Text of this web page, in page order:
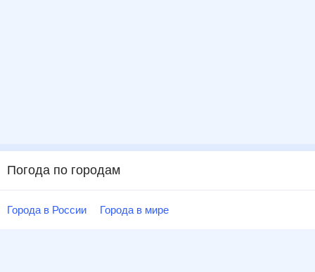
Погода по городам
Города в России Города в мире